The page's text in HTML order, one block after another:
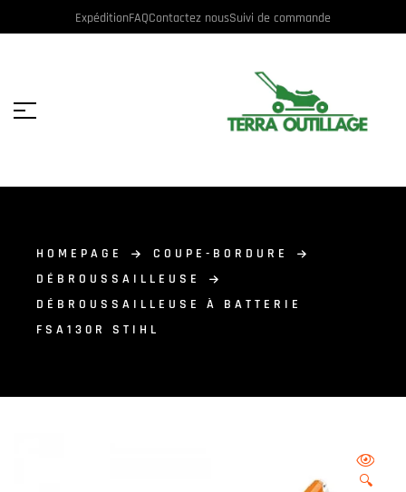
ExpéditionFAQContactez nousSuivi de commande
HOMEPAGE
COUPE-BORDURE
DÉBROUSSAILLEUSE
DÉBROUSSAILLEUSE À BATTERIE
FSA130R STIHL
🔍